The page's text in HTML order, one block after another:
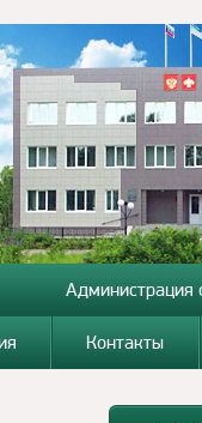
Администрация
Контакты